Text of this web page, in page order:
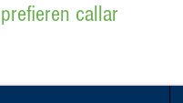
callar